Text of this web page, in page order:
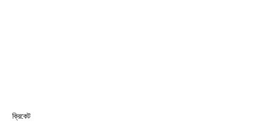
ক্রিকেট